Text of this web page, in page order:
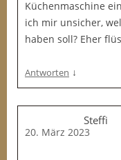
Küchenmaschine
ich mir unsicher,
haben soll? Eher
Antworten ↓
Steffi
20. März 2023